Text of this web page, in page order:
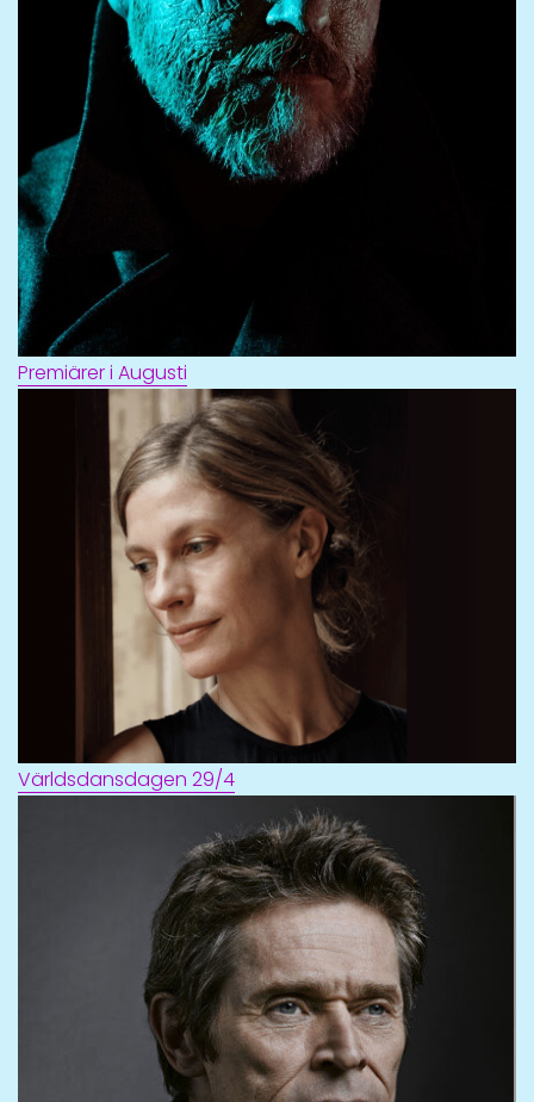
Premiärer i Augusti
Världsdansdagen 29/4